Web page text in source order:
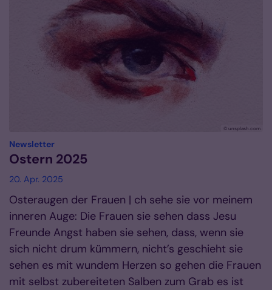
© unsplash.com
Newsletter:
Ostern 2025
20. Apr. 2025
Osteraugen der Frauen | ch sehe sie vor meinem
inneren Auge: Die Frauen sie sehen dass Jesu
Freunde Angst haben sie sehen, dass, wenn sie
sich nicht drum kümmern, nicht’s geschieht sie
sehen es mit wundem Herzen so gehen die Frauen
mit selbst zubereiteten Salben zum Grab es ist